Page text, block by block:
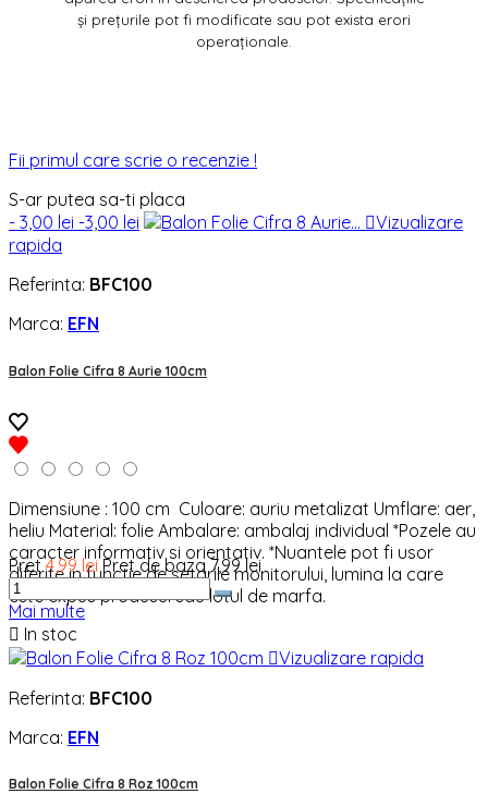
și prețurile pot fi modificate sau pot exista erori
operaționale.
Fii primul care scrie o recenzie !
S-ar putea sa-ti placa
- 3,00 lei -3,00 lei Vizualizare
rapida
Referinta: BFC100
Marca: EFN
Balon Folie Cifra 8 Aurie 100cm
Dimensiune : 100 cm Culoare: auriu metalizat Umflare: aer,
heliu Material: folie Ambalare: ambalaj individual *Pozele au
caracter informativ si orientativ. *Nuantele pot fi usor
diferite in functie de setarile monitorului, lumina la care
este expus produsul sau lotul de marfa.
Pret 4,99 lei Pret de baza 7,99 lei
Mai multe
 In stoc
Vizualizare rapida
Referinta: BFC100
Marca: EFN
Balon Folie Cifra 8 Roz 100cm